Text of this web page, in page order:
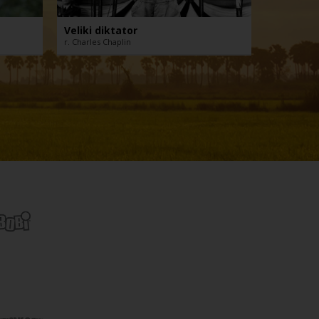
Veliki diktator
r. Charles Chaplin